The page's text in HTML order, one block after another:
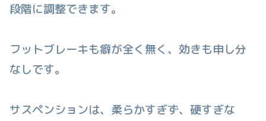
段階に調整できます。
フットブレーキも癖が全く無く、効きも申し分
なしです。
サスペンションは、柔らかすぎず、硬すぎな